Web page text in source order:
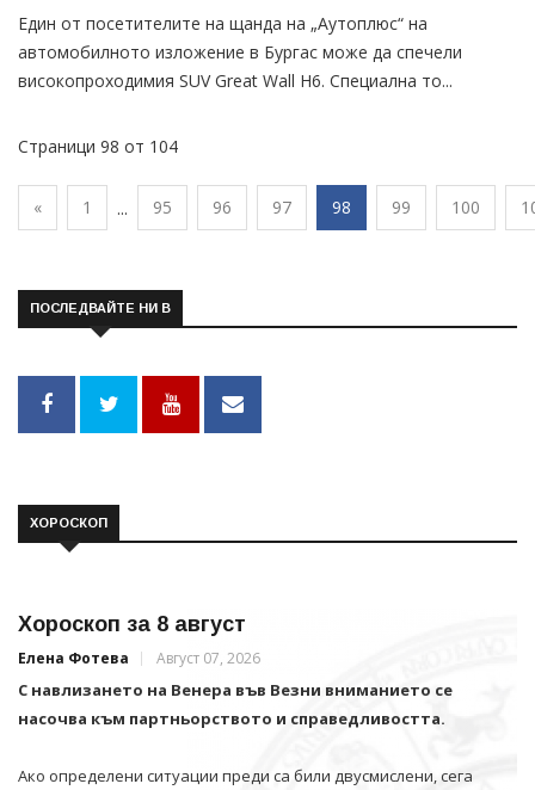
Един от посетителите на щанда на „Аутоплюс“ на
автомобилното изложение в Бургас може да спечели
високопроходимия SUV Great Wall H6. Специална то...
Страници 98 от 104
« 1 ... 95 96 97 98 99 100
ПОСЛЕДВАЙТЕ НИ В
ХОРОСКОП
Хороскоп за 8 август
Елена Фотева Август 07, 2026
С навлизането на Венера във Везни вниманието се
насочва към партньорството и справедливостта.
Ако определени ситуации преди са били двусмислени, сега